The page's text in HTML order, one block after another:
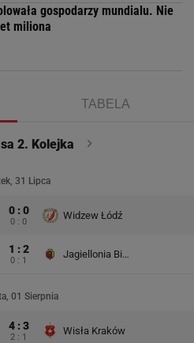
gospodarzy mundialu. Nie
miliona
TABELA
2. Kolejka
31 Lipca
0 : 0
0 : 0
Widzew Łódź
1 : 2
0 : 1
Jagiellonia Białystok
01 Sierpnia
4 : 3
2 : 1
Wisła Kraków